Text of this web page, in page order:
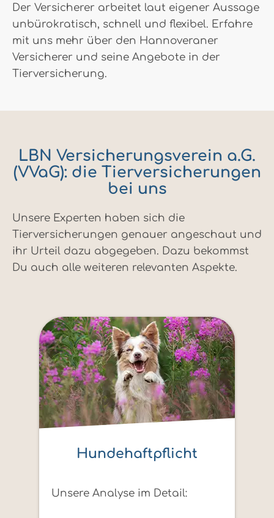
Der Versicherer arbeitet laut eigener Aussage
unbürokratisch, schnell und flexibel. Erfahre
mit uns mehr über den Hannoveraner
Versicherer und seine Angebote in der
Tierversicherung.
LBN Versicherungsverein a.G.
(VVaG): die Tierversicherungen
bei uns
Unsere Experten haben sich die
Tierversicherungen genauer angeschaut und
ihr Urteil dazu abgegeben. Dazu bekommst
Du auch alle weiteren relevanten Aspekte.
Hundehaftpflicht
Unsere Analyse im Detail: